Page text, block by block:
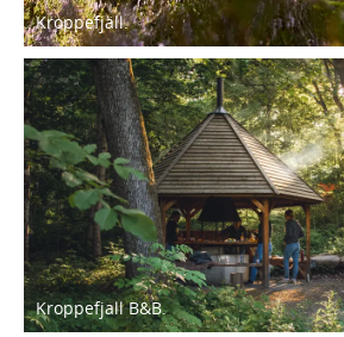
Kroppefjäll.
Kroppefjall B&B.